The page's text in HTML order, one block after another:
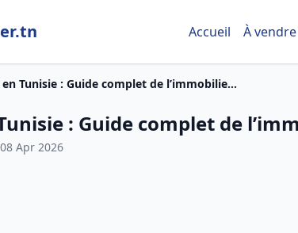
Accueil À vendre
Tunisie : Guide complet de l’immobilie...
: Guide complet de
08 Apr 2026